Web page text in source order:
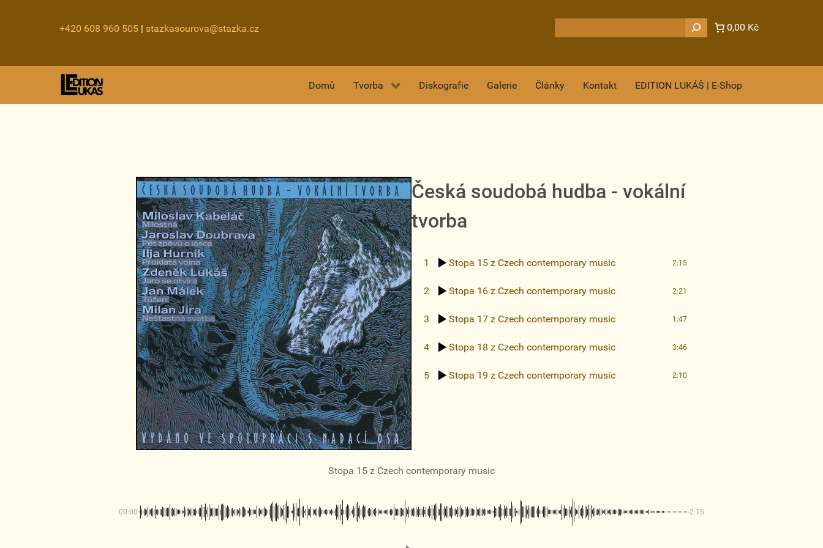
+420 608 960 505 | stazkasourova@stazka.cz 0,00 Kč
Domů Tvorba Diskografie Galerie Články Kontakt EDITION LUKÁŠ | E-Shop
Česká soudobá hudba - vokální
tvorba
1 Stopa 15 z Czech contemporary music 2:15
2 Stopa 16 z Czech contemporary music 2:21
3 Stopa 17 z Czech contemporary music 1:47
4 Stopa 18 z Czech contemporary music 3:46
5 Stopa 19 z Czech contemporary music 2:10
Stopa 15 z Czech contemporary music
00:00 -2:15